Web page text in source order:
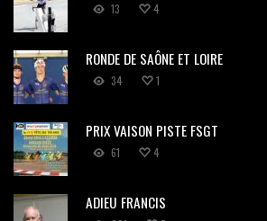
13 4
RONDE DE SAÔNE ET LOIRE
34 1
PRIX VAISON PISTE FSGT
61 4
ADIEU FRANCIS